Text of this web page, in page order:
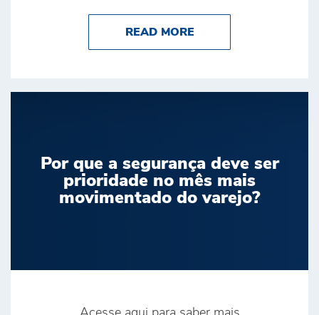
READ MOREABOUT BRINK’S É
Por que a segurança deve ser
prioridade no mês mais
movimentado do varejo?